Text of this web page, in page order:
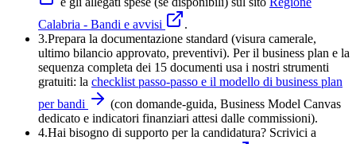
Calabria - Bandi e avvisi
.
3.Prepara la documentazione standard (visura camerale,
ultimo bilancio approvato, preventivi). Per il business plan e la
sequenza completa dei 15 documenti usa i nostri strumenti
gratuiti: la checklist passo-passo e il modello di business plan
per bandi
(con domande-guida, Business Model Canvas
dedicato e indicatori finanziari attesi dalle commissioni).
4.Hai bisogno di supporto per la candidatura? Scrivici a